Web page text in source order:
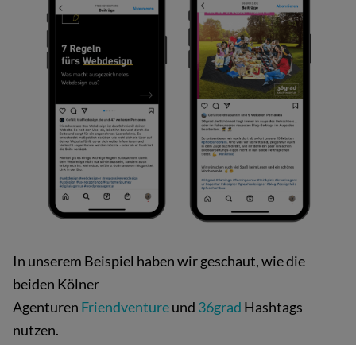
In unserem Beispiel haben wir geschaut, wie die
beiden Kölner
Agenturen Friendventureund 36grad Hashtags
nutzen.